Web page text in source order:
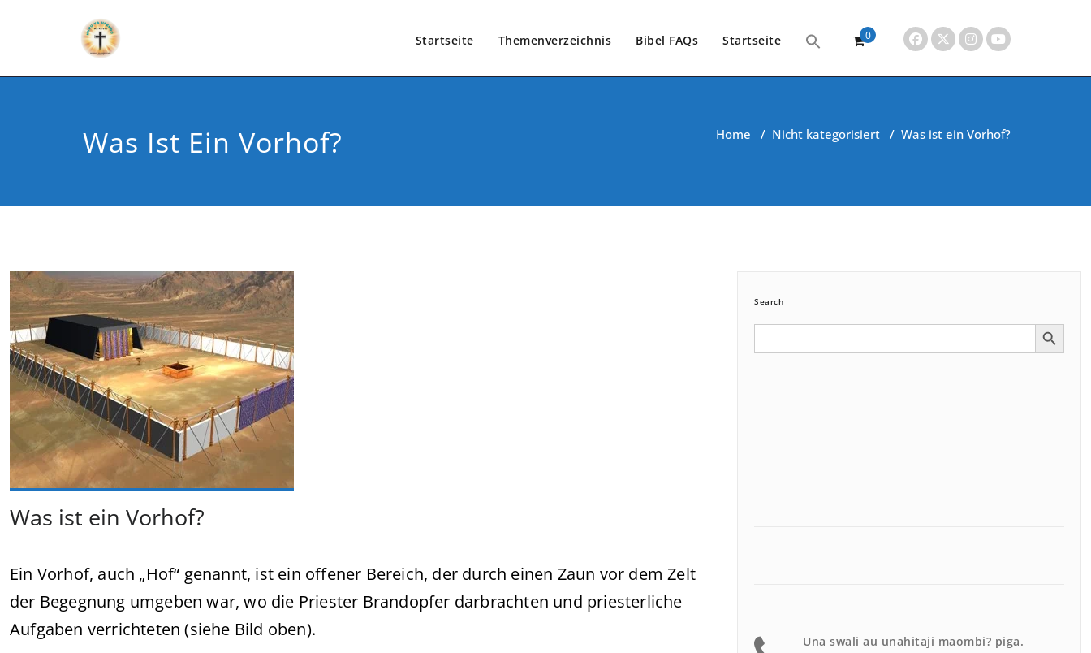
Startseite Themenverzeichnis Bibel FAQs Startseite
0
Was Ist Ein Vorhof? Home / Nicht kategorisiert / Was ist ein Vorhof?
Was ist ein Vorhof?
Ein Vorhof, auch „Hof“ genannt, ist ein offener Bereich, der durch einen Zaun vor dem Zelt
der Begegnung umgeben war, wo die Priester Brandopfer darbrachten und priesterliche
Aufgaben verrichteten (siehe Bild oben).
Search
Search Search Button
Una swali au unahitaji maombi? piga.